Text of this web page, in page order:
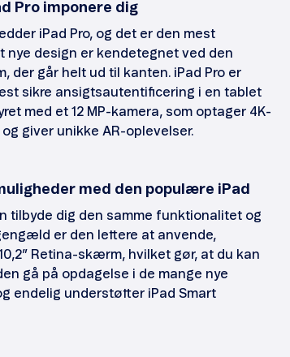
Pro imponere dig
iPad Pro, og det er den mest
nye design er kendetegnet ved den
der går helt ud til kanten. iPad Pro er
sikre ansigtsautentificering i en tablet
med et 12 MP-kamera, som optager 4K-
giver unikke AR-oplevelser.
med den populære iPad
tilbyde dig den samme funktionalitet og
er den lettere at anvende,
Retina-skærm, hvilket gør, at du kan
gå på opdagelse i de mange nye
endelig understøtter iPad Smart